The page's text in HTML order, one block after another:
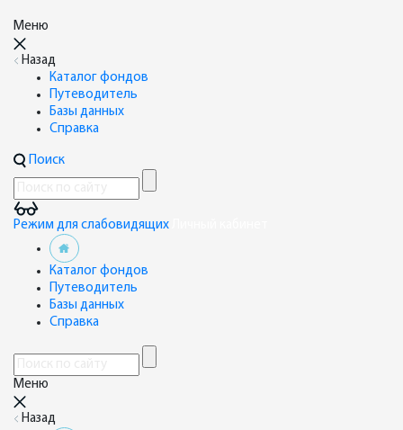
Меню
Назад
Каталог фондов
Путеводитель
Базы данных
Справка
Поиск
Режим для слабовидящих
Каталог фондов
Путеводитель
Базы данных
Справка
Меню
Назад